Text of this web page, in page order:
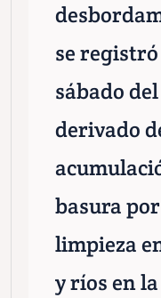
se registró
sábado
derivado
basura
limpieza
y ríos en